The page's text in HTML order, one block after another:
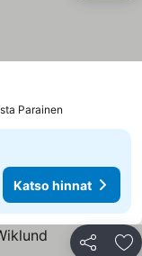
Parainen
Katso hinnat
Jaa